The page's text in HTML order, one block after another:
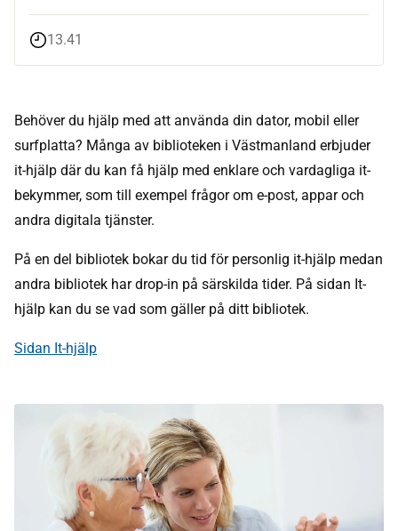
13.41
Behöver du hjälp med att använda din dator, mobil eller
surfplatta? Många av biblioteken i Västmanland erbjuder
it-hjälp där du kan få hjälp med enklare och vardagliga it-
bekymmer, som till exempel frågor om e-post, appar och
andra digitala tjänster.
På en del bibliotek bokar du tid för personlig it-hjälp medan
andra bibliotek har drop-in på särskilda tider. På sidan It-
hjälp kan du se vad som gäller på ditt bibliotek.
Sidan It-hjälp